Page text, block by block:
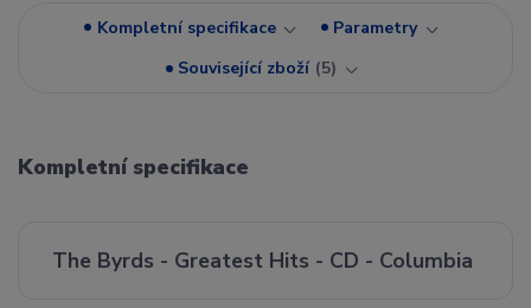
Kompletní specifikace
Parametry
Související zboží 5
Kompletní specifikace
The Byrds - Greatest Hits - CD - Columbia